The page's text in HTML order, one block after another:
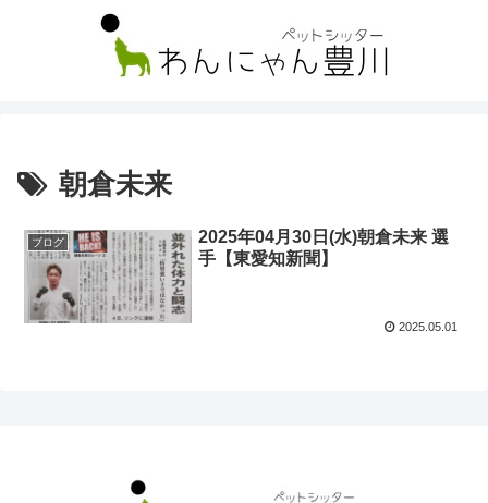
朝倉未来
ブログ
2025年04月30日(水)朝倉未来 選
手【東愛知新聞】
2025.05.01